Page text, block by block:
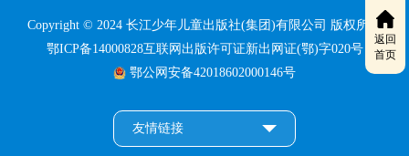
返回
首页
Copyright © 2024 长江少年儿童出版社(集团)有限公司 版权所有
鄂ICP备14000828互联网出版许可证新出网证(鄂)字020号
鄂公网安备42018602000146号
友情链接